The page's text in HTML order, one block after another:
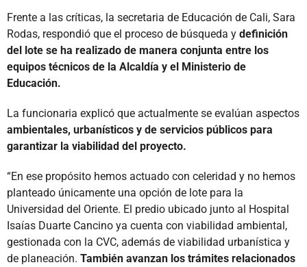
Frente a las críticas, la secretaria de Educación de Cali, Sara
Rodas, respondió que el proceso de búsqueda y definición
del lote se ha realizado de manera conjunta entre los
equipos técnicos de la Alcaldía y el Ministerio de
Educación.
La funcionaria explicó que actualmente se evalúan aspectos
ambientales, urbanísticos y de servicios públicos para
garantizar la viabilidad del proyecto.
“En ese propósito hemos actuado con celeridad y no hemos
planteado únicamente una opción de lote para la
Universidad del Oriente. El predio ubicado junto al Hospital
Isaías Duarte Cancino ya cuenta con viabilidad ambiental,
gestionada con la CVC, además de viabilidad urbanística y
de planeación. También avanzan los trámites relacionados